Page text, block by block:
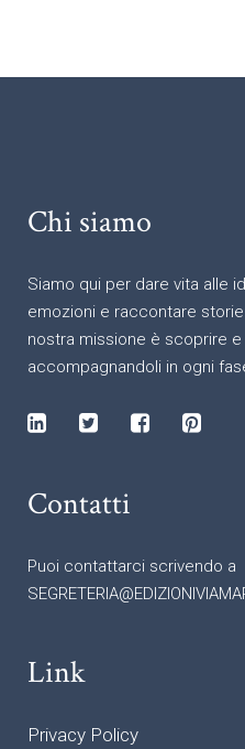
Chi siamo
Siamo qui per dare vita alle
emozioni e raccontare
nostra missione è scoprire e
accompagnandoli in ogni
Contatti
Puoi contattarci scrivendo a
Link
Privacy Policy